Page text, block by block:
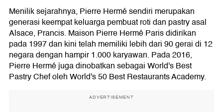
Menilik sejarahnya, Pierre Hermé sendiri merupakan
generasi keempat keluarga pembuat roti dan pastry asal
Alsace, Prancis. Maison Pierre Hermé Paris didirikan
pada 1997 dan kini telah memiliki lebih dari 90 gerai di 12
negara dengan hampir 1.000 karyawan. Pada 2016,
Pierre Hermé juga dinobatkan sebagai World's Best
Pastry Chef oleh World's 50 Best Restaurants Academy.
ADVERTISEMENT